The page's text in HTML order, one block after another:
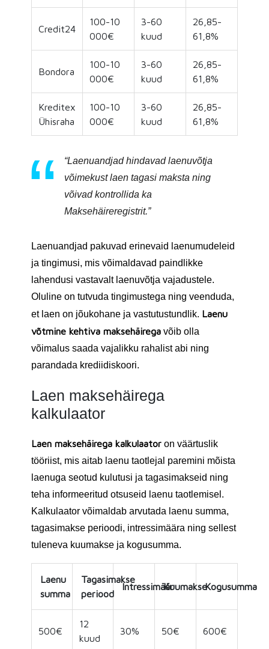
Credit24
100-10
000€
3-60
kuud
26,85-
61,8%
Bondora
100-10
000€
3-60
kuud
26,85-
61,8%
Kreditex
Ühisraha
100-10
000€
3-60
kuud
26,85-
61,8%
“Laenuandjad hindavad laenuvõtja
võimekust laen tagasi maksta ning
võivad kontrollida ka
Maksehäireregistrit.”
Laenuandjad pakuvad erinevaid laenumudeleid
ja tingimusi, mis võimaldavad paindlikke
lahendusi vastavalt laenuvõtja vajadustele.
Oluline on tutvuda tingimustega ning veenduda,
et laen on jõukohane ja vastutustundlik. Laenu
võtmine kehtiva maksehäirega võib olla
võimalus saada vajalikku rahalist abi ning
parandada krediidiskoori.
Laen maksehäirega
kalkulaator
Laen maksehäirega kalkulaator on väärtuslik
tööriist, mis aitab laenu taotlejal paremini mõista
laenuga seotud kulutusi ja tagasimakseid ning
teha informeeritud otsuseid laenu taotlemisel.
Kalkulaator võimaldab arvutada laenu summa,
tagasimakse perioodi, intressimäära ning sellest
tuleneva kuumakse ja kogusumma.
Laenu
summa
Tagasimakse
periood
IntressimäärKuumakseKogusumma
500€
12
kuud
30% 50€ 600€